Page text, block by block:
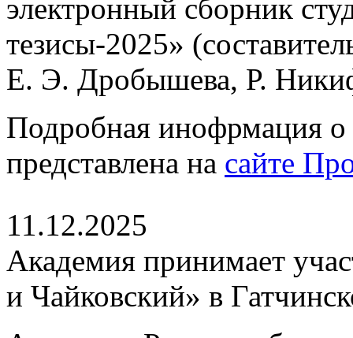
электронный сборник
тезисы-2025»
Е. Э. Дробышева, Р.
Подробная инофрмация
представлена на сайте
11.12.2025
Академия принимает
и Чайковский» в